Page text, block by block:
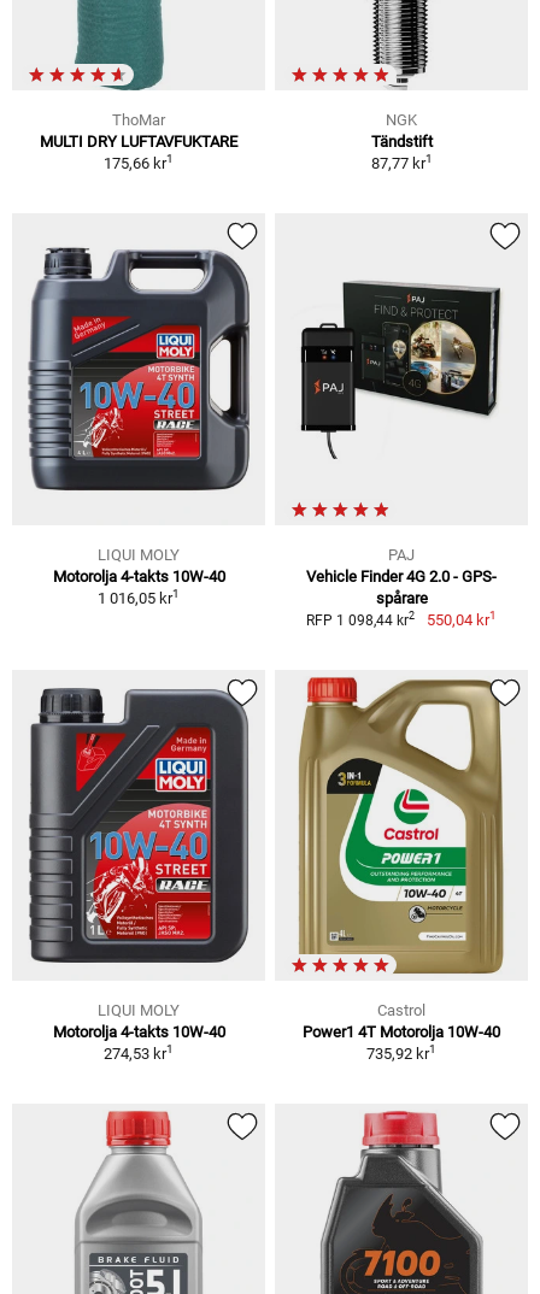
ThoMar
MULTI DRY LUFTAVFUKTARE
175,66 kr1
NGK
Tändstift
87,77 kr1
LIQUI MOLY
Motorolja 4-takts 10W-40
1 016,05 kr1
PAJ
Vehicle Finder 4G 2.0 - GPS-
spårare
RFP 1 098,44 kr2 550,04 kr1
LIQUI MOLY
Motorolja 4-takts 10W-40
274,53 kr1
Castrol
Power1 4T Motorolja 10W-40
735,92 kr1